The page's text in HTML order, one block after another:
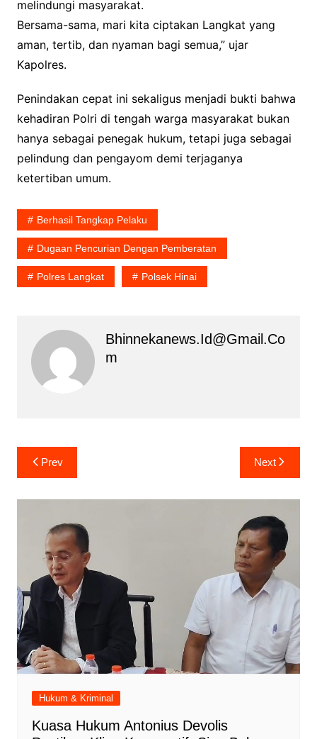
melindungi masyarakat.
Bersama-sama, mari kita ciptakan Langkat yang
aman, tertib, dan nyaman bagi semua,” ujar
Kapolres.
Penindakan cepat ini sekaligus menjadi bukti bahwa
kehadiran Polri di tengah warga masyarakat bukan
hanya sebagai penegak hukum, tetapi juga sebagai
pelindung dan pengayom demi terjaganya
ketertiban umum.
Berhasil Tangkap Pelaku
Dugaan Pencurian Dengan Pemberatan
Polres Langkat Polsek Hinai
Bhinnekanews.id@gmail.co
M
Navigasi
pos
Prev Next
Hukum & Kriminal
Kuasa Hukum Antonius Devolis